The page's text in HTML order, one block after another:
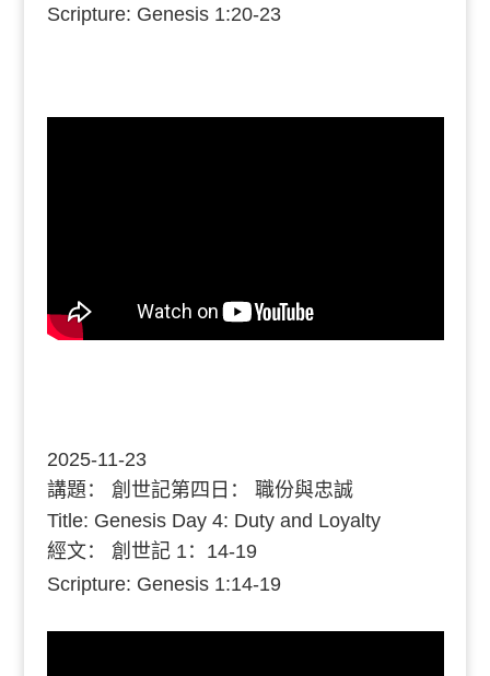
Scripture: Genesis 1:20-23
2025-11-23
講題： 創世記第四日： 職份與忠誠
Title: Genesis Day 4: Duty and Loyalty
經文： 創世記 1：14-19
Scripture: Genesis 1:14-19